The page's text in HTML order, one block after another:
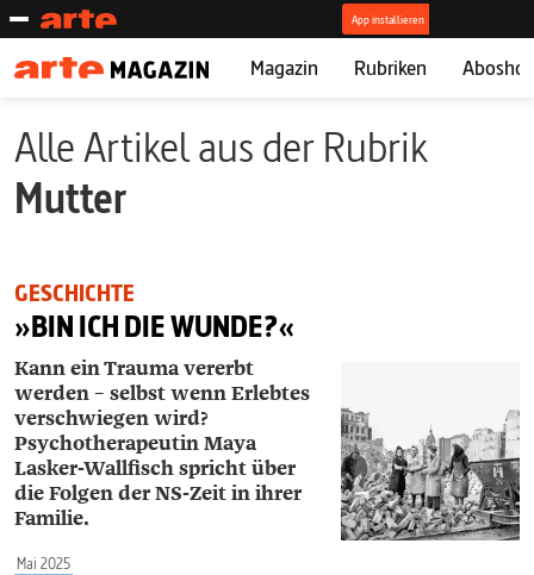
Magazin Rubriken
Alle Artikel aus der Rubrik
Mutter
GESCHICHTE
»BIN ICH DIE WUNDE?«
Kann ein Trauma vererbt
werden – selbst wenn Erlebtes
verschwiegen wird?
Psychotherapeutin ­Maya
Lasker-­Wallfisch spricht über
die Folgen der NS-Zeit in ihrer
Familie.
Mai 2025